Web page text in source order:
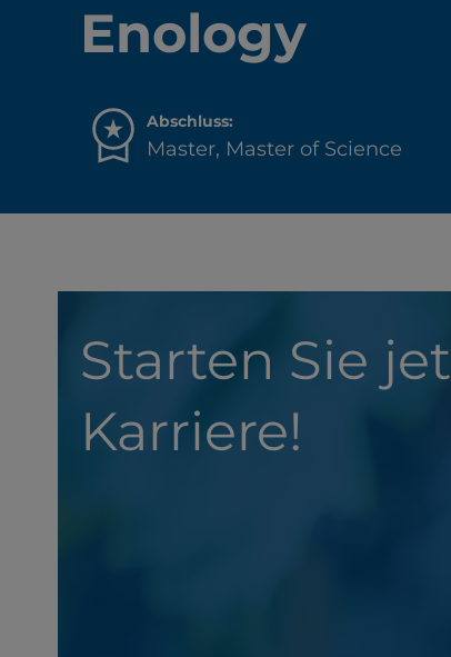
Enology
Abschluss:
Master, Master of Science
Starten Sie
Karriere!